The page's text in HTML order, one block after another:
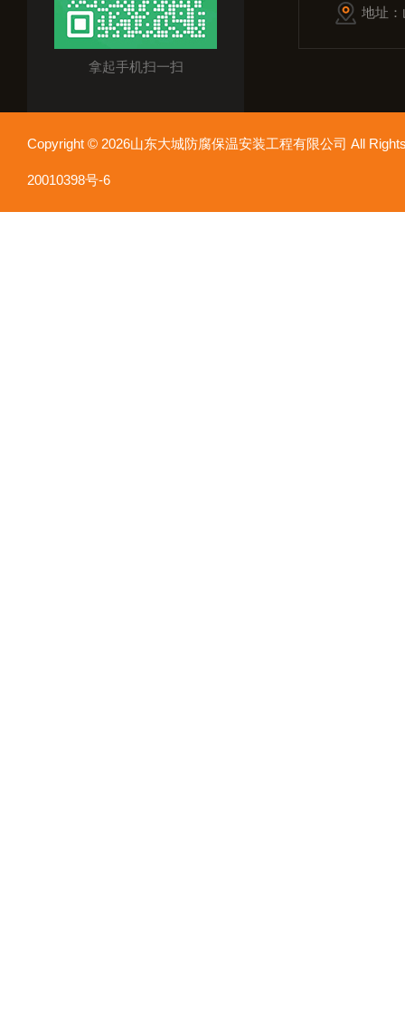
拿起手机扫一扫
地址
Copyright © 2026山东大城防腐保温安装工程有限公司 All
20010398号-6